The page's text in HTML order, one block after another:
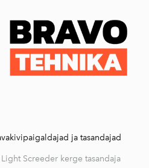
ostukorvi
ja tasandajad
Light Screeder kerge tasandaja